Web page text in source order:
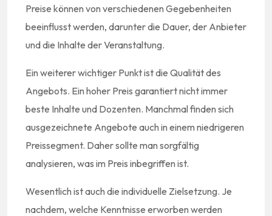
Preise können von verschiedenen Gegebenheiten
beeinflusst werden, darunter die Dauer, der Anbieter
und die Inhalte der Veranstaltung.
Ein weiterer wichtiger Punkt ist die Qualität des
Angebots. Ein hoher Preis garantiert nicht immer
beste Inhalte und Dozenten. Manchmal finden sich
ausgezeichnete Angebote auch in einem niedrigeren
Preissegment. Daher sollte man sorgfältig
analysieren, was im Preis inbegriffen ist.
Wesentlich ist auch die individuelle Zielsetzung. Je
nachdem, welche Kenntnisse erworben werden